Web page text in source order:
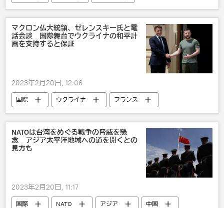
ミサイル
国連 岸田文雄
マクロン仏大統領、ゼレンスキー氏と電
話会談 国際舞台でウクライナの和平計
画を支持すると保証
2023年2月20日, 12:06
国際 ウクライナ
フランス
エマニュエル・マクロン
ウォロディミル・ゼレンスキー
NATOは台湾をめぐる戦争の脅威を懸
念 アジア太平洋地域への道を開くとの
見方も
2023年2月20日, 11:17
国際 NATO アジア
中国